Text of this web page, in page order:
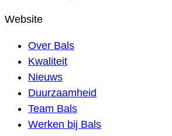
Website
Over Bals
Kwaliteit
Nieuws
Duurzaamheid
Team Bals
Werken bij Bals